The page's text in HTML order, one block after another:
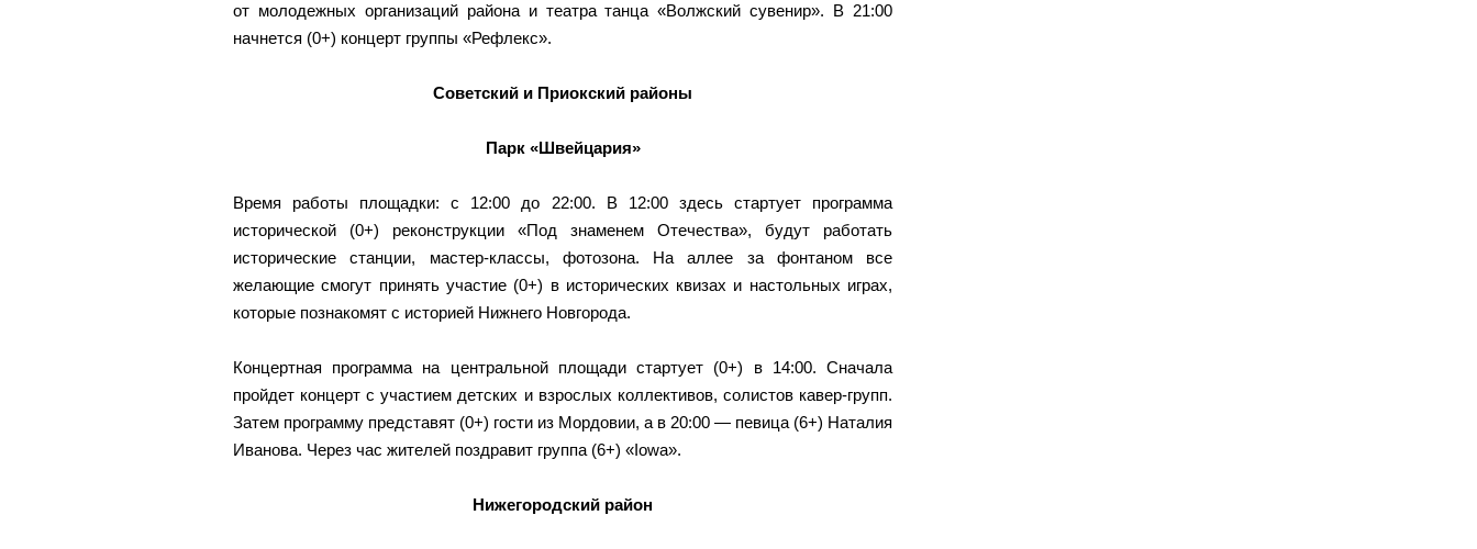
от молодежных организаций района и театра танца «Волжский сувенир». В 21:00
начнется (0+) концерт группы «Рефлекс».
Советский и Приокский районы
Парк «Швейцария»
Время работы площадки: с 12:00 до 22:00. В 12:00 здесь стартует программа
исторической (0+) реконструкции «Под знаменем Отечества», будут работать
исторические станции, мастер-классы, фотозона. На аллее за фонтаном все
желающие смогут принять участие (0+) в исторических квизах и настольных играх,
которые познакомят с историей Нижнего Новгорода.
Концертная программа на центральной площади стартует (0+) в 14:00. Сначала
пройдет концерт с участием детских и взрослых коллективов, солистов кавер-групп.
Затем программу представят (0+) гости из Мордовии, а в 20:00 — певица (6+) Наталия
Иванова. Через час жителей поздравит группа (6+) «Iowa».
Нижегородский район